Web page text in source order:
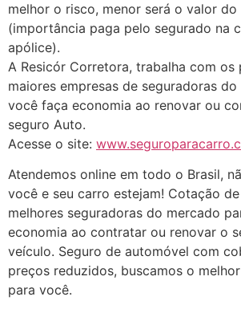
melhor o risco, menor será o valor do
(importância paga pelo segurado na
apólice).
A Resicór Corretora, trabalha com os
maiores empresas de seguradoras
você faça economia ao renovar ou
seguro Auto.
Acesse o site:
Atendemos online em todo o Brasil,
você e seu carro estejam! Cotação
melhores seguradoras do mercado
economia ao contratar ou renovar o
veículo. Seguro de automóvel com
preços reduzidos, buscamos o
para você.